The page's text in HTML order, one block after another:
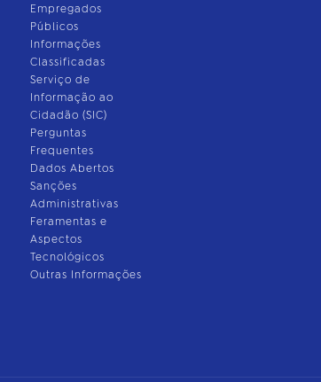
Empregados
Públicos
Informações
Classificadas
Serviço de
Informação ao
Cidadão (SIC)
Perguntas
Frequentes
Dados Abertos
Sanções
Administrativas
Feramentas e
Aspectos
Tecnológicos
Outras Informações